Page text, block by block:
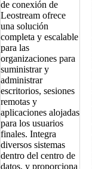
de conexión de
Leostream ofrece
una solución
completa y escalable
para las
organizaciones para
suministrar y
administrar
escritorios, sesiones
remotas y
aplicaciones alojadas
para los usuarios
finales. Integra
diversos sistemas
dentro del centro de
datos, y proporciona